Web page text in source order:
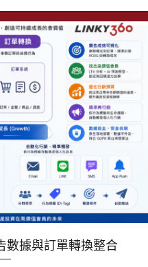
數據與訂單轉換整合